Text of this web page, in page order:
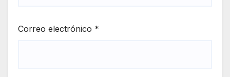
Correo electrónico *